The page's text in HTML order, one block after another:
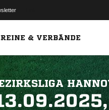
& VERBÄNDE
